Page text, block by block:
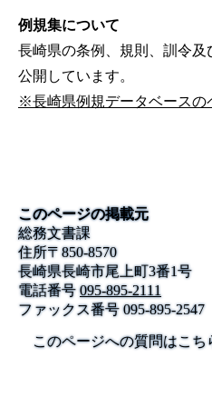
例規集について
長崎県の条例、規則、訓令
公開しています。
※長崎県例規データベースの
このページの掲載元
総務文書課
住所〒850-8570
長崎県長崎市尾上町3番1号
電話番号 095-895-2111
ファックス番号095-895-2547
このページへの質問はこち